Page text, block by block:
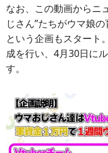
なお、この動画からニ
じさん”たちがウマ娘
という企画もスタート
成を行い、4月30日に
す。